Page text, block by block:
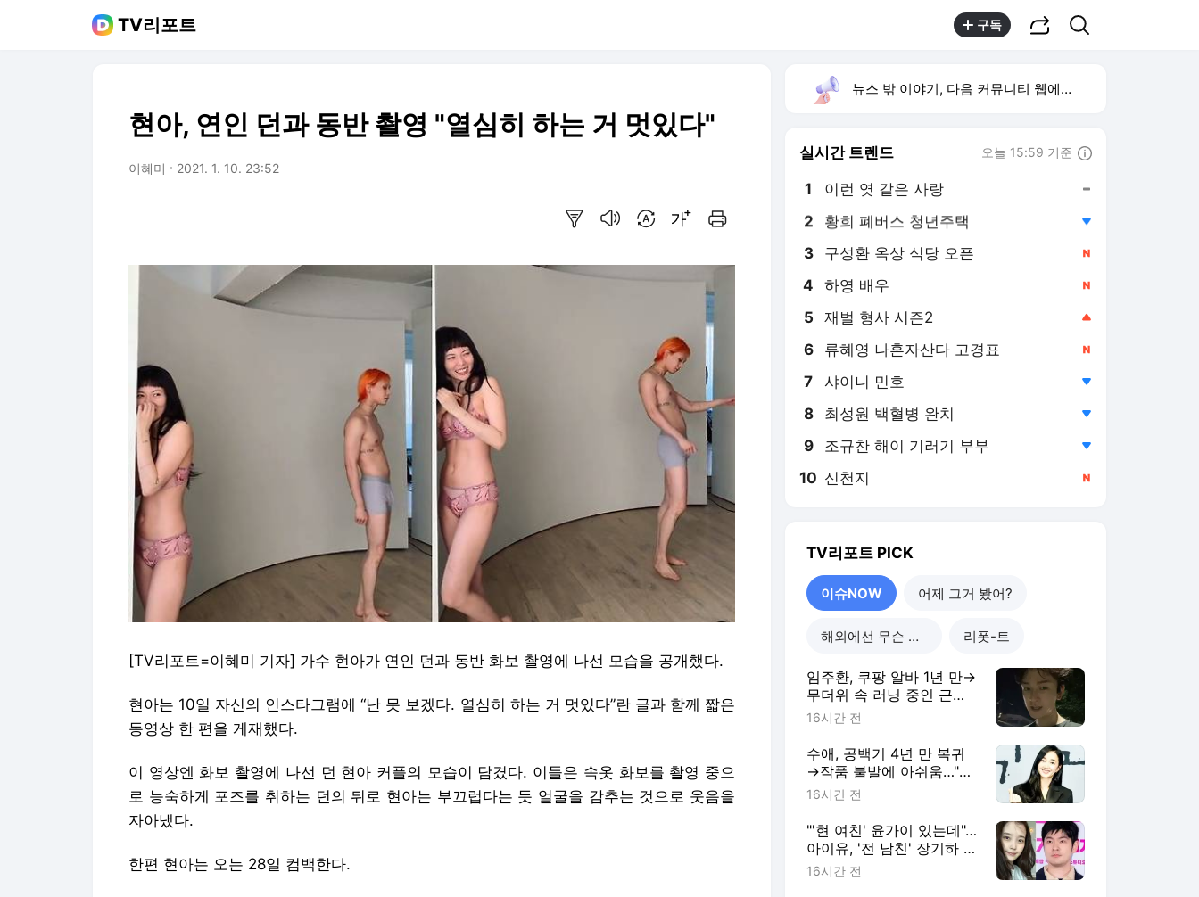
TV리포트 구독
현아, 연인 던과 동반 촬영 "열심히 하는 거 멋있다"
이혜미 2021. 1. 10. 23:52
[TV리포트=이혜미 기자] 가수 현아가 연인 던과 동반 화보 촬영에 나선 모습을 공개했다.
현아는 10일 자신의 인스타그램에 “난 못 보겠다. 열심히 하는 거 멋있다”란 글과 함께 짧은
동영상 한 편을 게재했다.
이 영상엔 화보 촬영에 나선 던 현아 커플의 모습이 담겼다. 이들은 속옷 화보를 촬영 중으
로 능숙하게 포즈를 취하는 던의 뒤로 현아는 부끄럽다는 듯 얼굴을 감추는 것으로 웃음을
자아냈다.
한편 현아는 오는 28일 컴백한다.
뉴스 밖 이야기, 다음 커뮤니티 웹에서 보기
실시간 트렌드 오늘 15:59 기준
1 이런 엿 같은 사랑
2 황희 폐버스 청년주택
3 구성환 옥상 식당 오픈
4 하영 배우
5 재벌 형사 시즌2
6 류혜영 나혼자산다 고경표
7 샤이니 민호
8 최성원 백혈병 완치
9 조규찬 해이 기러기 부부
10 신천지
TV리포트 PICK
이슈NOW 어제 그거 봤어?
해외에선 무슨 일이? 리폿-트
임주환, 쿠팡 알바 1년 만→
무더위 속 러닝 중인 근황
[RE:스타]
16시간 전
수애, 공백기 4년 만 복귀
→작품 불발에 아쉬움…"쉬
는 동안 계속 기다려"
16시간 전
"'현 여친' 윤가이 있는데"…
아이유, '전 남친' 장기하 노
래 언급에 갑론을박
16시간 전